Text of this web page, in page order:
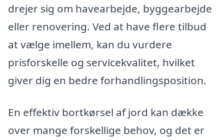
drejer sig om havearbejde, byggearbejde
eller renovering. Ved at have flere tilbud
at vælge imellem, kan du vurdere
prisforskelle og servicekvalitet, hvilket
giver dig en bedre forhandlingsposition.
En effektiv bortkørsel af jord kan dække
over mange forskellige behov, og det er